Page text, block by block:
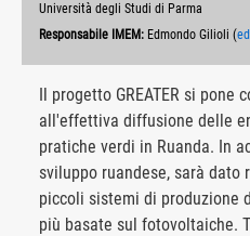
Università degli Studi di Parma
Responsabile IMEM: Edmondo Gilioli (
Il progetto GREATER si pone
all'effettiva diffusione delle
pratiche verdi in Ruanda. In
sviluppo ruandese, sarà
piccoli sistemi di produzione
più basate sul fotovoltaiche.